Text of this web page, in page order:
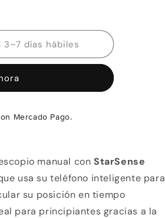
Disponibilidad estimada 3–7 días hábiles
Mercado Pago.
manual con StarSense
usa su teléfono inteligente para
su posición en tiempo
para principiantes gracias a la